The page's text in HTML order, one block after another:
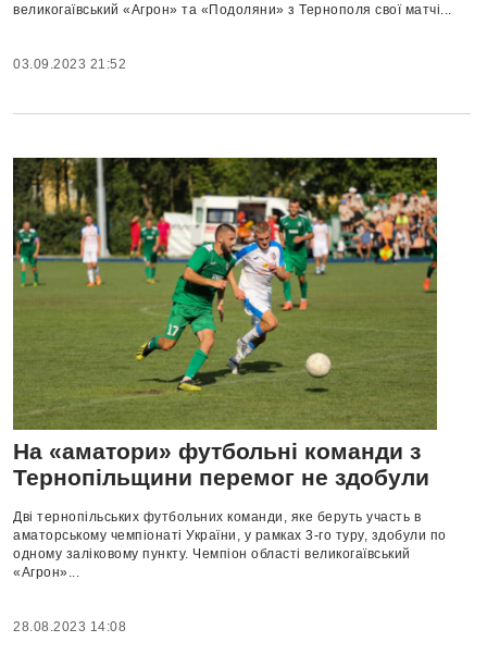
великогаївський «Агрон» та «Подоляни» з Тернополя свої матчі...
03.09.2023 21:52
На «аматори» футбольні команди з
Тернопільщини перемог не здобули
Дві тернопільських футбольних команди, яке беруть участь в
аматорському чемпіонаті України, у рамках 3-го туру, здобули по
одному заліковому пункту. Чемпіон області великогаївський
«Агрон»...
28.08.2023 14:08